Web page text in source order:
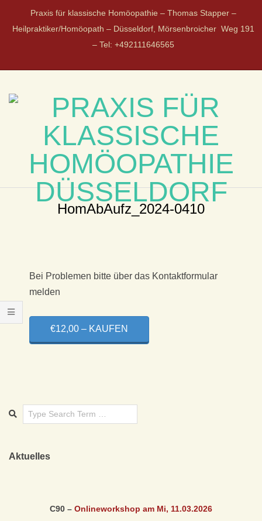
Praxis für klassische Homöopathie – Thomas Stapper –
Heilpraktiker/Homöopath – Düsseldorf, Mörsenbroicher Weg 191
– Tel: +492111646565
P
I
S
R
L
HomAbAufz_2024-0410
Bei Problemen bitte über das Kontaktformular
melden
€12,00 – KAUFEN
Aktuelles
C90 – Onlineworkshop am Mi, 11.03.2026